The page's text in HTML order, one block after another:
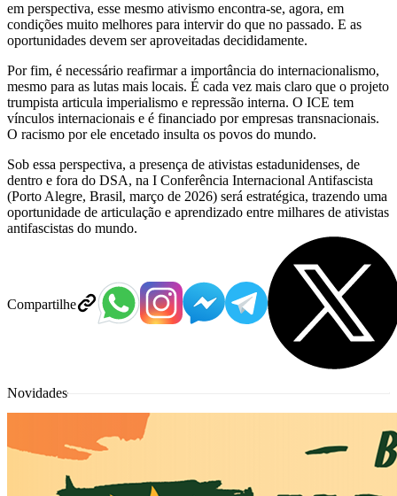
Compartilhe
em perspectiva, esse mesmo ativismo encontra-se, agora, em
condições muito melhores para intervir do que no passado. E as
oportunidades devem ser aproveitadas decididamente.
Por fim, é necessário reafirmar a importância do internacionalismo,
mesmo para as lutas mais locais. É cada vez mais claro que o projeto
trumpista articula imperialismo e repressão interna. O ICE tem
vínculos internacionais e é financiado por empresas transnacionais.
O racismo por ele encetado insulta os povos do mundo.
Sob essa perspectiva, a presença de ativistas estadunidenses, de
dentro e fora do DSA, na I Conferência Internacional Antifascista
(Porto Alegre, Brasil, março de 2026) será estratégica, trazendo uma
oportunidade de articulação e aprendizado entre milhares de ativistas
antifascistas do mundo.
Novidades